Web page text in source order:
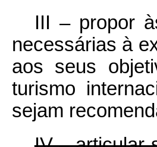
III – propor
necessárias à
aos seus
turismo
sejam